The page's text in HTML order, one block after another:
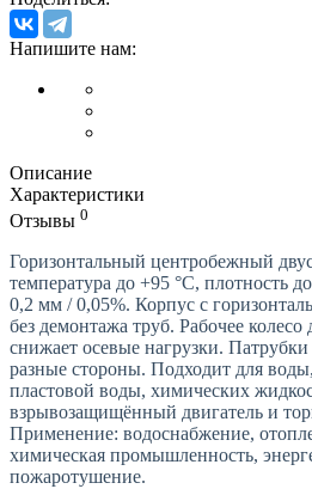
Напишите нам:
Описание
Характеристики
Отзывы 0
Горизонтальный центробежный
температура до +95 °C, плотность
0,2 мм / 0,05%. Корпус с
без демонтажа труб. Рабочее колесо
снижает осевые нагрузки.
разные стороны. Подходит для
пластовой воды, химических
взрывозащищённый двигатель и
Применение: водоснабжение,
химическая промышленность,
пожаротушение.